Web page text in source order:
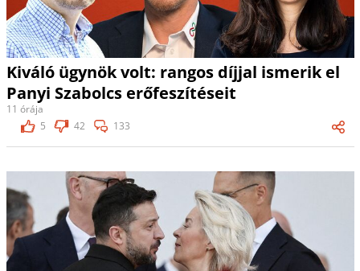
Kiváló ügynök volt: rangos díjjal ismerik el
Panyi Szabolcs erőfeszítéseit
11 órája
5
42 133